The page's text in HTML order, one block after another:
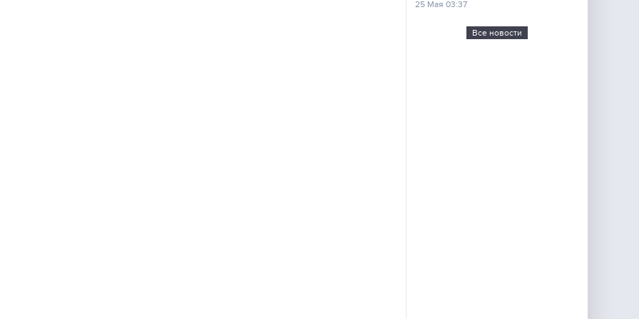
25 Мая 03:37
Все новости